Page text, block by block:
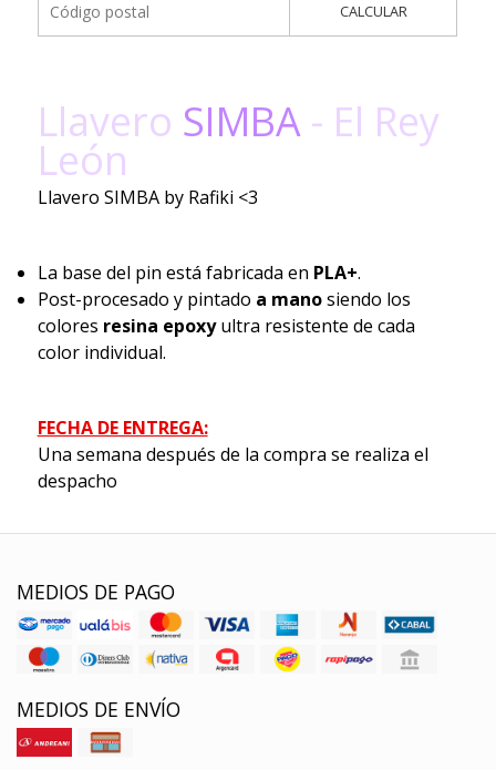
CALCULAR
Llavero SIMBA- El Rey
León
Llavero SIMBA by Rafiki <3
La base del pin está fabricada en PLA+.
Post-procesado y pintado a manosiendo los
colores resina epoxyultra resistente de cada
color individual.
FECHA DE ENTREGA:
Una semana después de la compra se realiza el
despacho
MEDIOS DE PAGO
MEDIOS DE ENVÍO